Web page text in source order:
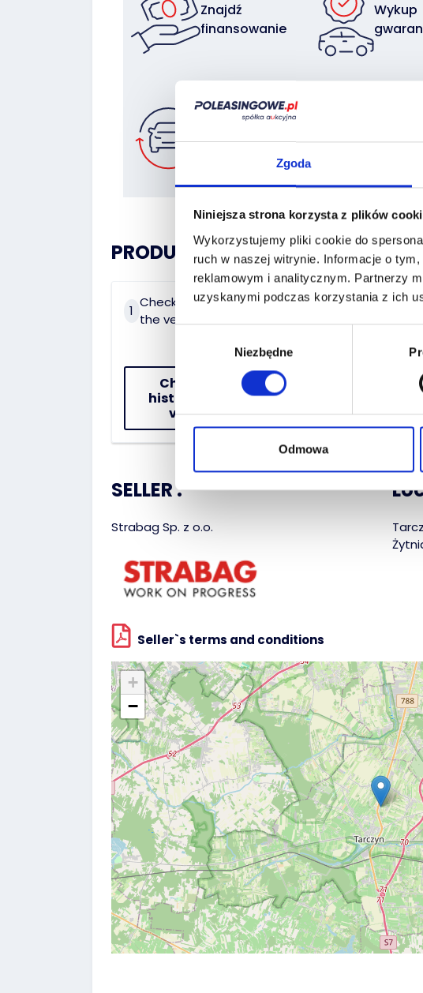
Zgoda
Niniejsza strona korzysta z plików
Wykorzystujemy pliki cookie do
ruch w naszej witrynie. Informacje o
reklamowym i analitycznym. Partnerzy
uzyskanymi podczas korzystania z ich
Niezbędne
Odmowa
Znajdź
finansowanie
Wykup
w rozliczeniu
PRODUCT HISTORY:
1
Check the history of
the vehicle
Check the
history of the
vehicle
On the
Date of
SELLER :
Strabag Sp. z o.o.
Seller`s terms and conditions
+
−